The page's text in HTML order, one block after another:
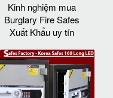
Kinh nghiệm mua
Burglary Fire Safes
Xuất Khẩu uy tín